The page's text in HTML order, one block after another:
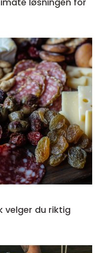
velger du riktig